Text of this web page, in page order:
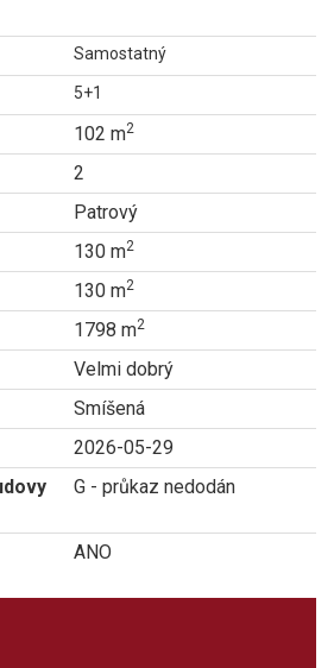
Samostatný
5+1
102 m2
2
Patrový
130 m2
130 m2
1798 m2
Velmi dobrý
Smíšená
2026-05-29
G - průkaz nedodán
ANO